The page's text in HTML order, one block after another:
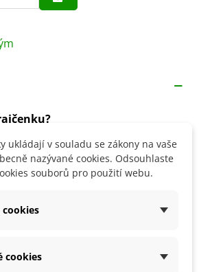
pohybovat okolo 20 stupňů.
v běžném zahradním substrátu s
ukládají v souladu se zákony na vaše
nazývané cookies. Odsouhlaste
souborů pro použití webu.
cookies
cookies